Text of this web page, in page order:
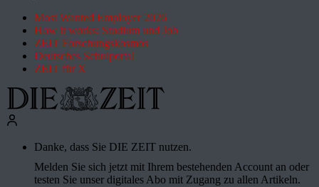
Most Wanted Employer 2026
How it works: Studium und Job
ZEIT Forschungskosmos
Deutsches Schulportal
ZEIT für X
Danke, dass Sie DIE ZEIT nutzen.
Melden Sie sich jetzt mit Ihrem bestehenden Account an oder
testen Sie unser digitales Abo mit Zugang zu allen Artikeln.